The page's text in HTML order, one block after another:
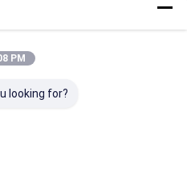
PM
looking for?